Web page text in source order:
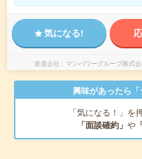
気になる!
派遣会社 マンパワーグループ株式
興味があったら
「気になる！」を
「面談確約」 や